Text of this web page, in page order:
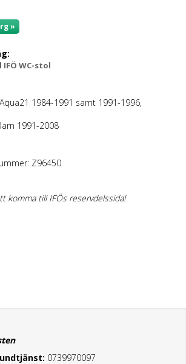
»
WC-stol
1984-1991 samt 1991-1996,
1991-2008
Z96450
komma till IFÖs reservdelssida!
0739970097